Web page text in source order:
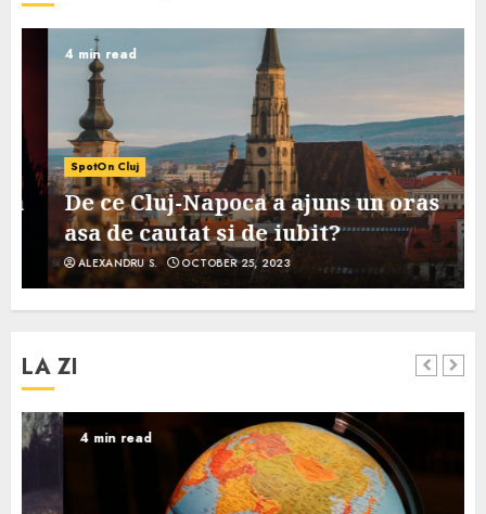
4 min read
SpotOn Cluj
De ce Cluj-Napoca a ajuns un oras
asa de cautat si de iubit?
ALEXANDRU S. OCTOBER 25, 2023
LA ZI
4 min read